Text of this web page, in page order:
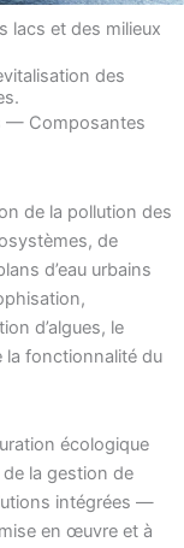
lacs et des milieux
des
— Composantes
de la pollution des
de
d’eau urbains
d’algues, le
la fonctionnalité du
écologique
de la gestion de
intégrées —
en œuvre et à